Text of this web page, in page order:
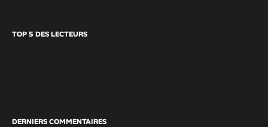
TOP 5 DES LECTEURS
DERNIERS COMMENTAIRES